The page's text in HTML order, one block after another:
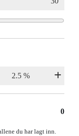
0
du har lagt inn.